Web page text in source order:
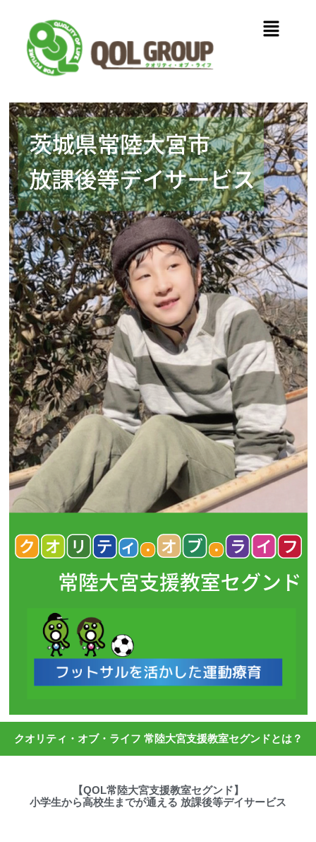
プ
メ
ニ
クオリティ・オブ・ライフ 常陸大宮支援教室セグンドとは？
【QOL常陸大宮支援教室セグンド】
小学生から高校生までが通える 放課後等デイサービス